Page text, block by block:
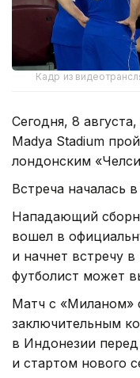
Кадр из
Сегодня, 8
Madya Stadium
лондонским
Встреча началась
Нападающий
вошел в
и начнет встречу
футболист может
Матч с «Миланом»
заключительным
в Индонезии
и стартом нового